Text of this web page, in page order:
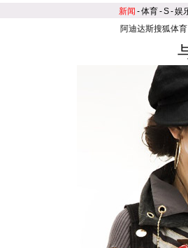
新闻 -体育-S-娱
阿迪达斯搜狐体育